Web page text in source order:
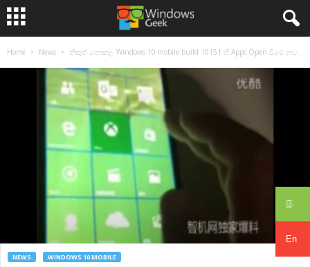
සිං
En
Home News නිකුත් නොකල Windows 10 mobile build 10151 හි Apps Open වීමේ නව...
NEWS WINDOWS 10 MOBILE